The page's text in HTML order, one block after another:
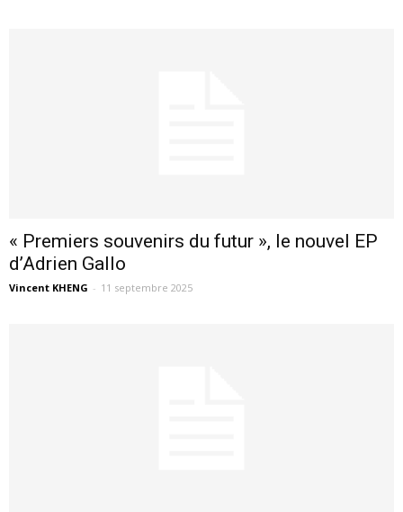
« Premiers souvenirs du futur », le nouvel EP
d’Adrien Gallo
Vincent KHENG - 11 septembre 2025